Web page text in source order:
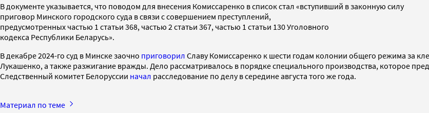
В документе указывается, что поводом для внесения Комиссаренко в список стал «вступивший в законную силу
приговор Минского городского суда в связи с совершением преступлений,
предусмотренных частью 1 статьи 368, частью 2 статьи 367, частью 1 статьи 130 Уголовного
кодекса Республики Беларусь».
В декабре 2024-го суд в Минске заочно приговорил Славу Комиссаренко к шести годам колонии общего режима за
Лукашенко, а также разжигание вражды. Дело рассматривалось в порядке специального производства, которое
Следственный комитет Белоруссии начал расследование по делу в середине августа того же года.
Материал по теме